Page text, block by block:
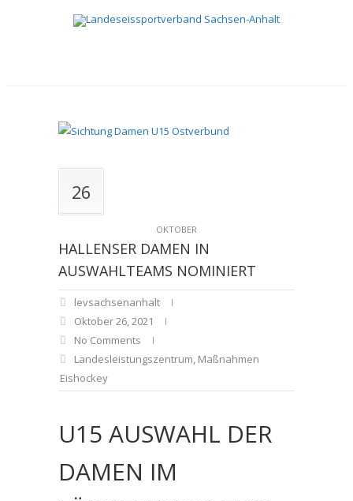
26
OKTOBER
HALLENSER DAMEN IN
AUSWAHLTEAMS NOMINIERT
levsachsenanhalt
Oktober 26, 2021
No Comments
Landesleistungszentrum, Maßnahmen
Eishockey
U15 AUSWAHL DER
DAMEN IM